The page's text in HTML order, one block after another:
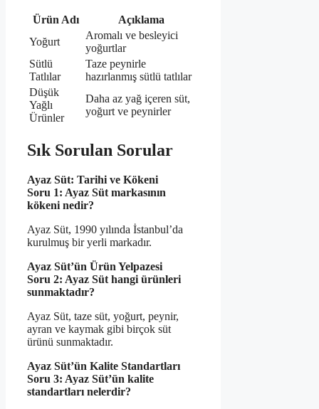
Ürün Adı
Açıklama
Yoğurt
Aromalı ve besleyici
yoğurtlar
Sütlü
Tatlılar
Taze peynirle
hazırlanmış sütlü tatlılar
Düşük
Yağlı
Ürünler
Daha az yağ içeren süt,
yoğurt ve peynirler
Sık Sorulan Sorular
Ayaz Süt: Tarihi ve Kökeni
Soru 1: Ayaz Süt markasının
kökeni nedir?
Ayaz Süt, 1990 yılında İstanbul’da
kurulmuş bir yerli markadır.
Ayaz Süt’ün Ürün Yelpazesi
Soru 2: Ayaz Süt hangi ürünleri
sunmaktadır?
Ayaz Süt, taze süt, yoğurt, peynir,
ayran ve kaymak gibi birçok süt
ürünü sunmaktadır.
Ayaz Süt’ün Kalite Standartları
Soru 3: Ayaz Süt’ün kalite
standartları nelerdir?